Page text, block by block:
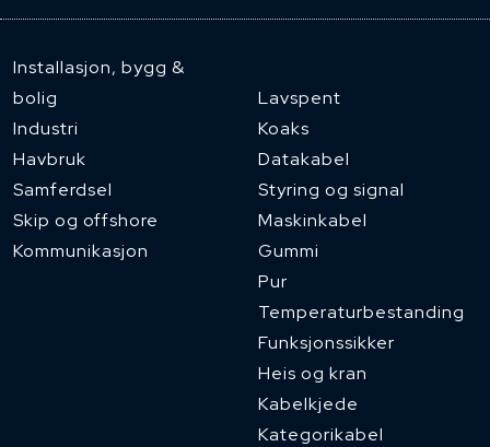
Installasjon, bygg &
bolig
Industri
Havbruk
Samferdsel
Skip og offshore
Kommunikasjon
Lavspent
Koaks
Datakabel
Styring og signal
Maskinkabel
Gummi
Pur
Temperaturbestanding
Funksjonssikker
Heis og kran
Kabelkjede
Kategorikabel